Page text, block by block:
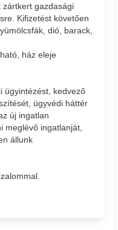
zártkert gazdasági
Kifizetést követően
dió, barack,
ház eleje
ügyintézést, kedvező
ügyvédi háttér
új ingatlan
meglévő ingatlanját,
állunk